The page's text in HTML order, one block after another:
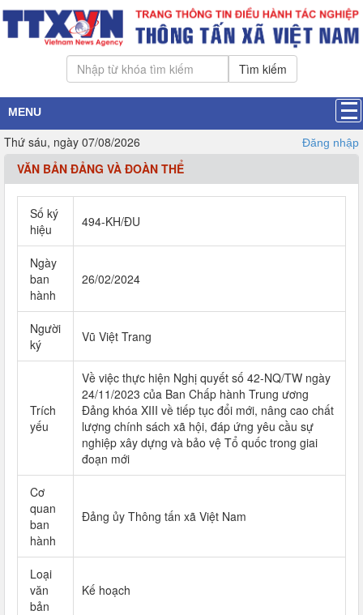
Tìm kiếm
MENU
Thứ sáu, ngày 07/08/2026 Đăng nhập
VĂN BẢN ĐẢNG VÀ ĐOÀN THỂ
Số ký
hiệu
494-KH/ĐU
Ngày
ban
hành
26/02/2024
Người
ký
Vũ Việt Trang
Trích
yếu
Về việc thực hiện Nghị quyết số 42-NQ/TW ngày
24/11/2023 của Ban Chấp hành Trung ương
Đảng khóa XIII về tiếp tục đổi mới, nâng cao chất
lượng chính sách xã hội, đáp ứng yêu cầu sự
nghiệp xây dựng và bảo vệ Tổ quốc trong giai
đoạn mới
Cơ
quan
ban
hành
Đảng ủy Thông tấn xã Việt Nam
Loại
văn
bản
Kế hoạch